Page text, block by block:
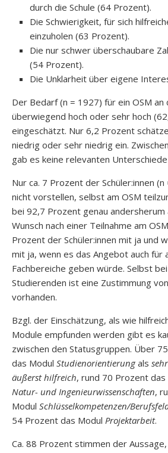
durch die Schule (64 Prozent).
Die Schwierigkeit, für sich
einzuholen (63 Prozent).
Die nur schwer überschaubare
(54 Prozent).
Die Unklarheit über eigene
Der Bedarf (n = 1927) für ein OSM
überwiegend hoch oder sehr hoch
eingeschätzt. Nur 6,2 Prozent
niedrig oder sehr niedrig ein.
gab es keine relevanten
Nur ca. 7 Prozent der Schüler:innen (n
nicht vorstellen, selbst am OSM
bei 92,7 Prozent genau andersherum
Wunsch nach einer Teilnahme am
Prozent der Schüler:innen mit ja und
mit ja, wenn es das Angebot auch für
Fachbereiche geben würde. Selbst
Studierenden ist eine Zustimmung
vorhanden.
Bzgl. der Einschätzung, als wie
Module empfunden werden gibt es
zwischen den Statusgruppen. Über
das Modul Studienorientierungals
äußerst hilfreich, rund 70 Prozent das
Natur- und Ingenieurwissenschaften,
Modul Schlüsselkompetenzen/
54 Prozent das Modul Projektarbeit.
Ca. 88 Prozent stimmen der